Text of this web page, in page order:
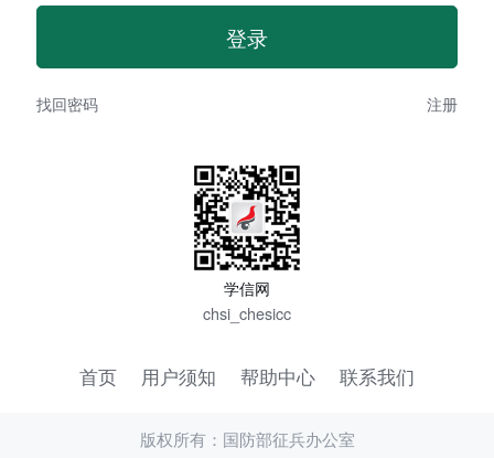
找回密码 注册
学信网
chsi_chesicc
首页 用户须知 帮助中心 联系我们
版权所有：国防部征兵办公室